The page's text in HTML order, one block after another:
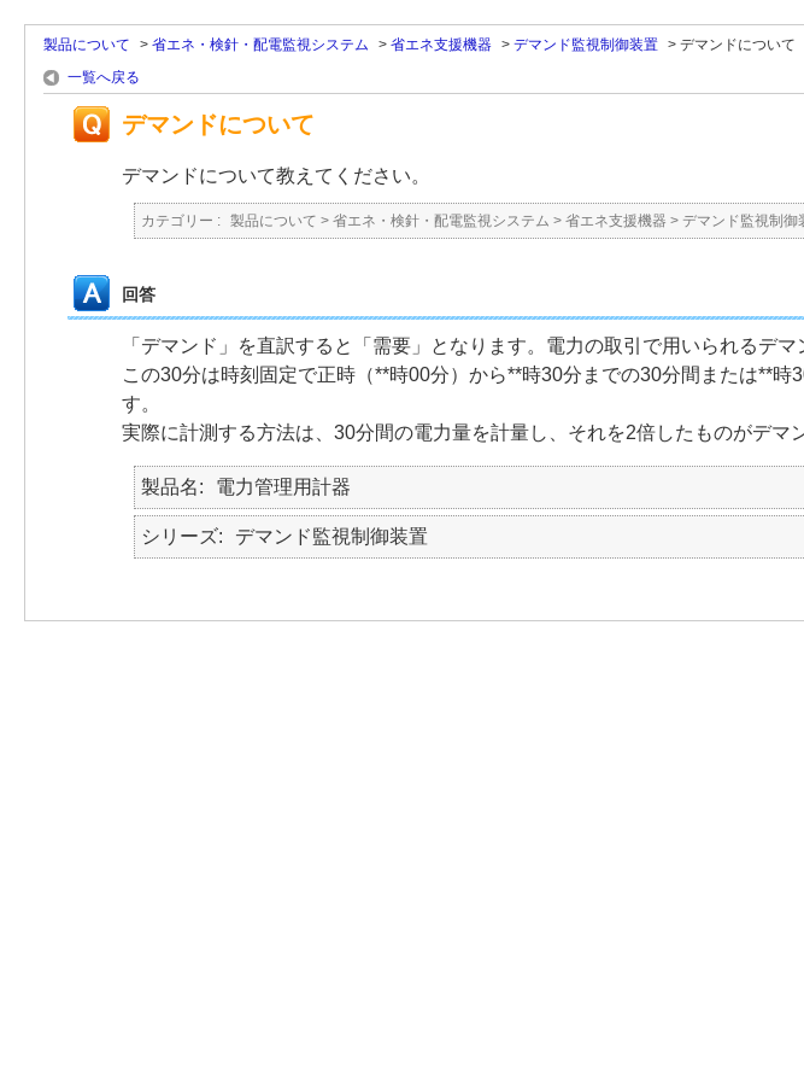
製品について > 省エネ・検針・配電監視システム > 省エネ支援機器 > デマンド監視制御装置 > デマンドについて
一覧へ戻る
デマンドについて
デマンドについて教えてください。
カテゴリー : 製品について > 省エネ・検針・配電監視システム > 省エネ支援機器 > デマンド監視制御
回答
「デマンド」を直訳すると「需要」となります。電力の取引で用いられるデ
この30分は時刻固定で正時（**時00分）から**時30分までの30分間または**
す。
実際に計測する方法は、30分間の電力量を計量し、それを2倍したものがデマ
製品名 電力管理用計器
シリーズ デマンド監視制御装置